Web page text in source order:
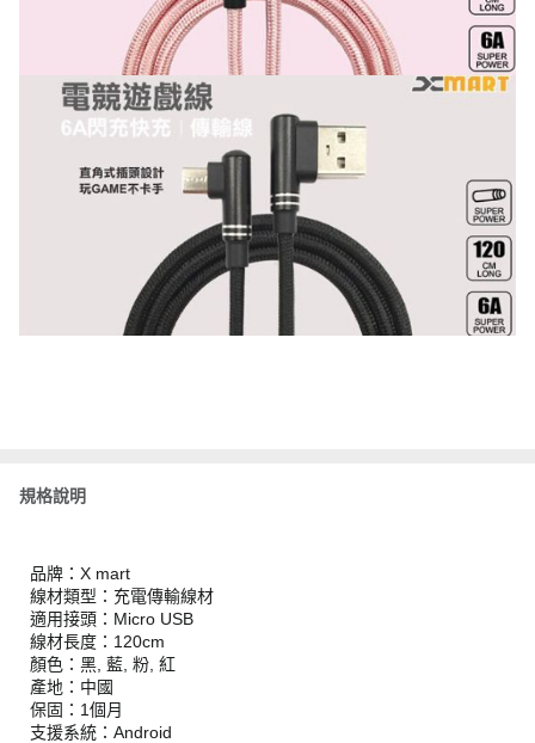
規格說明
品牌：X mart
線材類型：充電傳輸線材
適用接頭：Micro USB
線材長度：120cm
顏色：黑, 藍, 粉, 紅
產地：中國
保固：1個月
支援系統：Android